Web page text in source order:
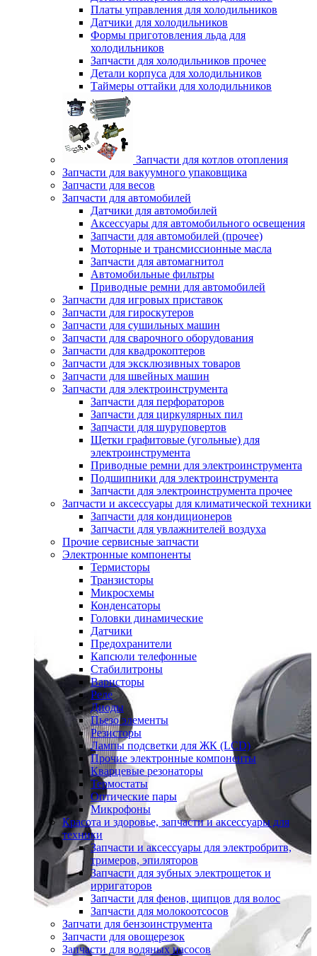
Платы управления для холодильников
Датчики для холодильников
Формы приготовления льда для
холодильников
Запчасти для холодильников прочее
Детали корпуса для холодильников
Таймеры оттайки для холодильников
Запчасти для котлов отопления
Запчасти для вакуумного упаковщика
Запчасти для весов
Запчасти для автомобилей
Датчики для автомобилей
Аксессуары для автомобильного освещения
Запчасти для автомобилей (прочее)
Моторные и трансмиссионные масла
Запчасти для автомагнитол
Автомобильные фильтры
Приводные ремни для автомобилей
Запчасти для игровых приставок
Запчасти для гироскутеров
Запчасти для сушильных машин
Запчасти для сварочного оборудования
Запчасти для квадрокоптеров
Запчасти для эксклюзивных товаров
Запчасти для швейных машин
Запчасти для электроинструмента
Запчасти для перфораторов
Запчасти для циркулярных пил
Запчасти для шуруповертов
Щетки графитовые (угольные) для
электроинструмента
Приводные ремни для электроинструмента
Подшипники для электроинструмента
Запчасти для электроинструмента прочее
Запчасти и аксессуары для климатической техники
Запчасти для кондиционеров
Запчасти для увлажнителей воздуха
Прочие сервисные запчасти
Электронные компоненты
Термисторы
Транзисторы
Микросхемы
Конденсаторы
Головки динамические
Датчики
Предохранители
Капсюли телефонные
Стабилитроны
Варисторы
Реле
Диоды
Пьезо элементы
Резисторы
Лампы подсветки для ЖК (LCD)
Прочие электронные компоненты
Кварцевые резонаторы
Термостаты
Оптические пары
Микрофоны
Красота и здоровье, запчасти и аксессуары для
техники
Запчасти и аксессуары для электробритв,
тримеров, эпиляторов
Запчасти для зубных электрощеток и
ирригаторов
Запчасти для фенов, щипцов для волос
Запчасти для молокоотсосов
Запчати для бензоинструмента
Запчасти для овощерезок
Запчасти для водяных насосов